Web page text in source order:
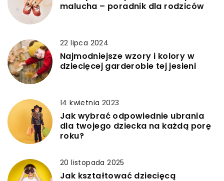
malucha – poradnik dla rodziców
22 lipca 2024
Najmodniejsze wzory i kolory w
dziecięcej garderobie tej jesieni
14 kwietnia 2023
Jak wybrać odpowiednie ubrania
dla twojego dziecka na każdą porę
roku?
20 listopada 2025
Jak kształtować dziecięcą